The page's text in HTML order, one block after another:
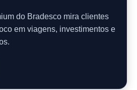
do Bradesco mira clientes
em viagens, investimentos e